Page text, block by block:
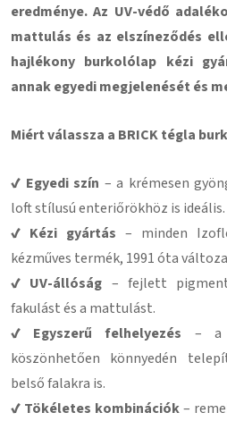
eredménye. Az UV-védő
mattulás és az elszíneződés
hajlékony burkolólap kézi
annak egyedi megjelenését és
Miért válassza a BRICK tégla
✔ Egyedi szín – a krémesen
loft stílusú enteriőrökhöz is ideális.
✔ Kézi gyártás – minden
kézműves termék, 1991 óta
✔ UV-állóság – fejlett
fakulást és a mattulást.
✔ Egyszerű felhelyezés – a
köszönhetően könnyedén
belső falakra is.
✔ Tökéletes kombinációk–